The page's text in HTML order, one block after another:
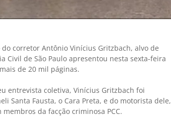
corretor Antônio Vinícius Gritzbach, alvo de
Civil de São Paulo apresentou nesta sexta-feira
de 20 mil páginas.
entrevista coletiva, Vinícius Gritzbach foi
Santa Fausta, o Cara Preta, e do motorista dele,
da facção criminosa PCC.